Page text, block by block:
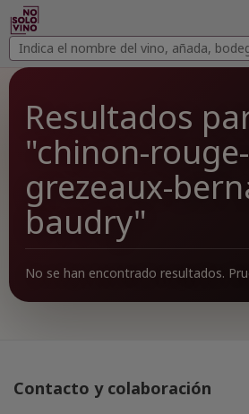
Buscar
vinos
Buscar
Resultados
"chinon-
grezeaux-
baudry"
No se han encontrado resultados.
Contacto y colaboración